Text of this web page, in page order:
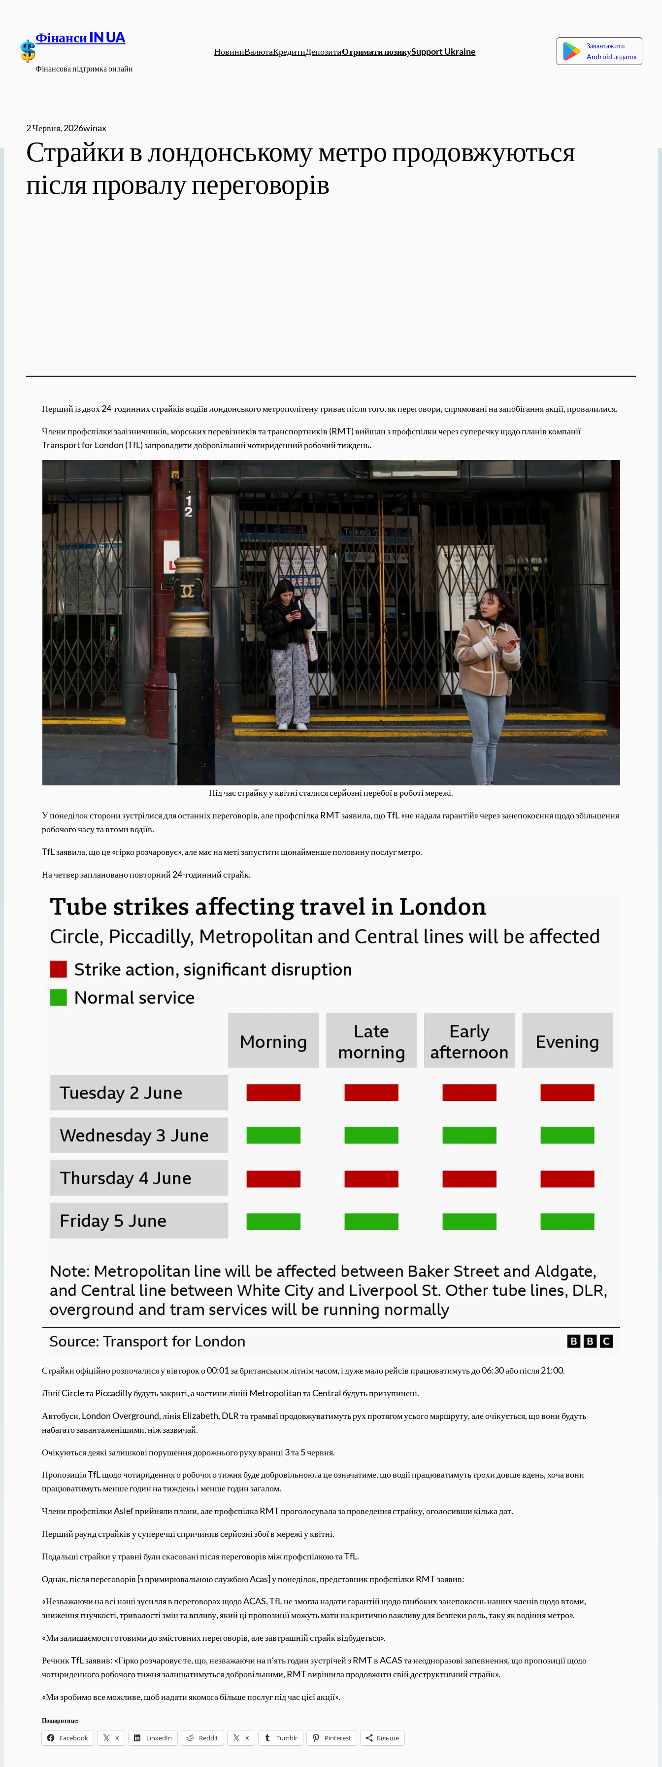
вмісту
Фінанси IN UA
Фінансова підтримка онлайн
НовиниВалютаКредитиДепозитиОтримати позикуSupport Ukraine
Завантажити
Android додаток
2 Червня, 2026winax
Страйки в лондонському метро продовжуються
після провалу переговорів
Перший із двох 24-годинних страйків водіїв лондонського метрополітену триває після того, як переговори, спрямовані на запобігання акції, провалилися.
Члени профспілки залізничників, морських перевізників та транспортників (RMT) вийшли з профспілки через суперечку щодо планів компанії
Transport for London (TfL) запровадити добровільний чотириденний робочий тиждень.
Під час страйку у квітні сталися серйозні перебої в роботі мережі.
У понеділок сторони зустрілися для останніх переговорів, але профспілка RMT заявила, що TfL «не надала гарантій» через занепокоєння щодо збільшення
робочого часу та втоми водіїв.
TfL заявила, що це «гірко розчаровує», але має на меті запустити щонайменше половину послуг метро.
На четвер заплановано повторний 24-годинний страйк.
Страйки офіційно розпочалися у вівторок о 00:01 за британським літнім часом, і дуже мало рейсів працюватимуть до 06:30 або після 21:00.
Лінії Circle та Piccadilly будуть закриті, а частини ліній Metropolitan та Central будуть призупинені.
Автобуси, London Overground, лінія Elizabeth, DLR та трамваї продовжуватимуть рух протягом усього маршруту, але очікується, що вони будуть
набагато завантаженішими, ніж зазвичай.
Очікуються деякі залишкові порушення дорожнього руху вранці 3 та 5 червня.
Пропозиція TfL щодо чотириденного робочого тижня буде добровільною, а це означатиме, що водії працюватимуть трохи довше вдень, хоча вони
працюватимуть менше годин на тиждень і менше годин загалом.
Члени профспілки Aslef прийняли плани, але профспілка RMT проголосувала за проведення страйку, оголосивши кілька дат.
Перший раунд страйків у суперечці спричинив серйозні збої в мережі у квітні.
Подальші страйки у травні були скасовані після переговорів між профспілкою та TfL.
Однак, після переговорів [з примирювальною службою Acas] у понеділок, представник профспілки RMT заявив:
«Незважаючи на всі наші зусилля в переговорах щодо ACAS, TfL не змогла надати гарантій щодо глибоких занепокоєнь наших членів щодо втоми,
зниження гнучкості, тривалості змін та впливу, який ці пропозиції можуть мати на критично важливу для безпеки роль, таку як водіння метро».
«Ми залишаємося готовими до змістовних переговорів, але завтрашній страйк відбудеться».
Речник TfL заявив: «Гірко розчаровує те, що, незважаючи на п’ять годин зустрічей з RMT в ACAS та неодноразові запевнення, що пропозиції щодо
чотириденного робочого тижня залишатимуться добровільними, RMT вирішила продовжити свій деструктивний страйк».
«Ми зробимо все можливе, щоб надати якомога більше послуг під час цієї акції».
Поширити це:
Facebook X LinkedIn Reddit X Tumblr Pinterest Більше